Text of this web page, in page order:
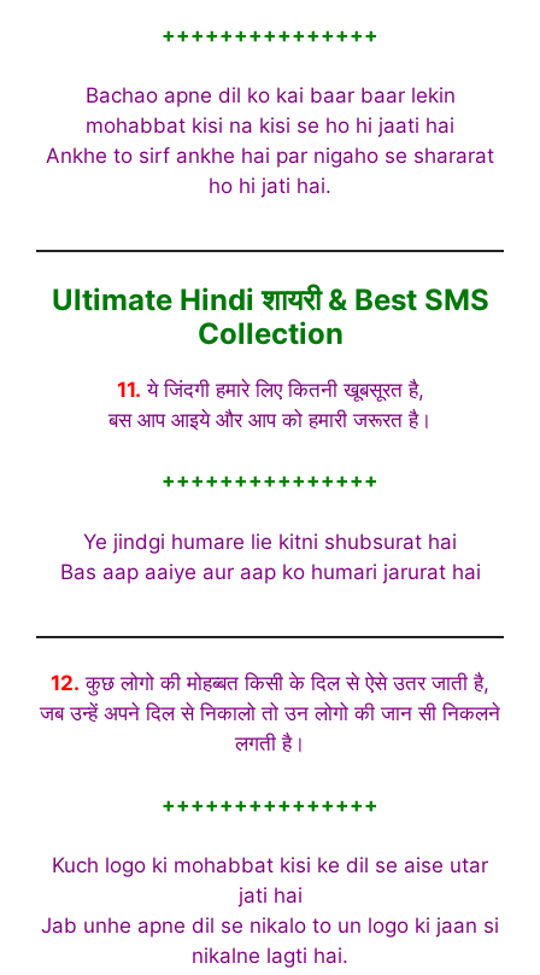
+++++++++++++++
Bachao apne dil ko kai baar baar lekin
mohabbat kisi na kisi se ho hi jaati hai
Ankhe to sirf ankhe hai par nigaho se shararat
ho hi jati hai.
Ultimate Hindi शायरी & Best SMS
Collection
11. ये जिंदगी हमारे लिए कितनी खूबसूरत है,
बस आप आइये और आप को हमारी जरूरत है।
+++++++++++++++
Ye jindgi humare lie kitni shubsurat hai
Bas aap aaiye aur aap ko humari jarurat hai
12. कुछ लोगो की मोहब्बत किसी के दिल से ऐसे उतर जाती है,
जब उन्हें अपने दिल से निकालो तो उन लोगो की जान सी निकलने
लगती है।
+++++++++++++++
Kuch logo ki mohabbat kisi ke dil se aise utar
jati hai
Jab unhe apne dil se nikalo to un logo ki jaan si
nikalne lagti hai.